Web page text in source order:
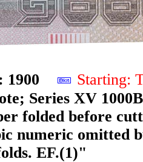
1900
Starting:
Series XV
folded before
numeric omitted
EF.(1)"